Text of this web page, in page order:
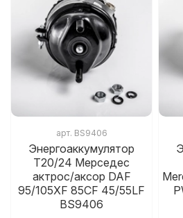
арт. BS9406
Энергоаккумулятор
Т20/24 Мерседес
актрос/аксор DAF
95/105XF 85CF 45/55LF
BS9406